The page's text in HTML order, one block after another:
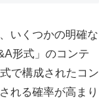
いくつかの明確な
形式」のコンテ
で構成されたコン
れる確率が高まり